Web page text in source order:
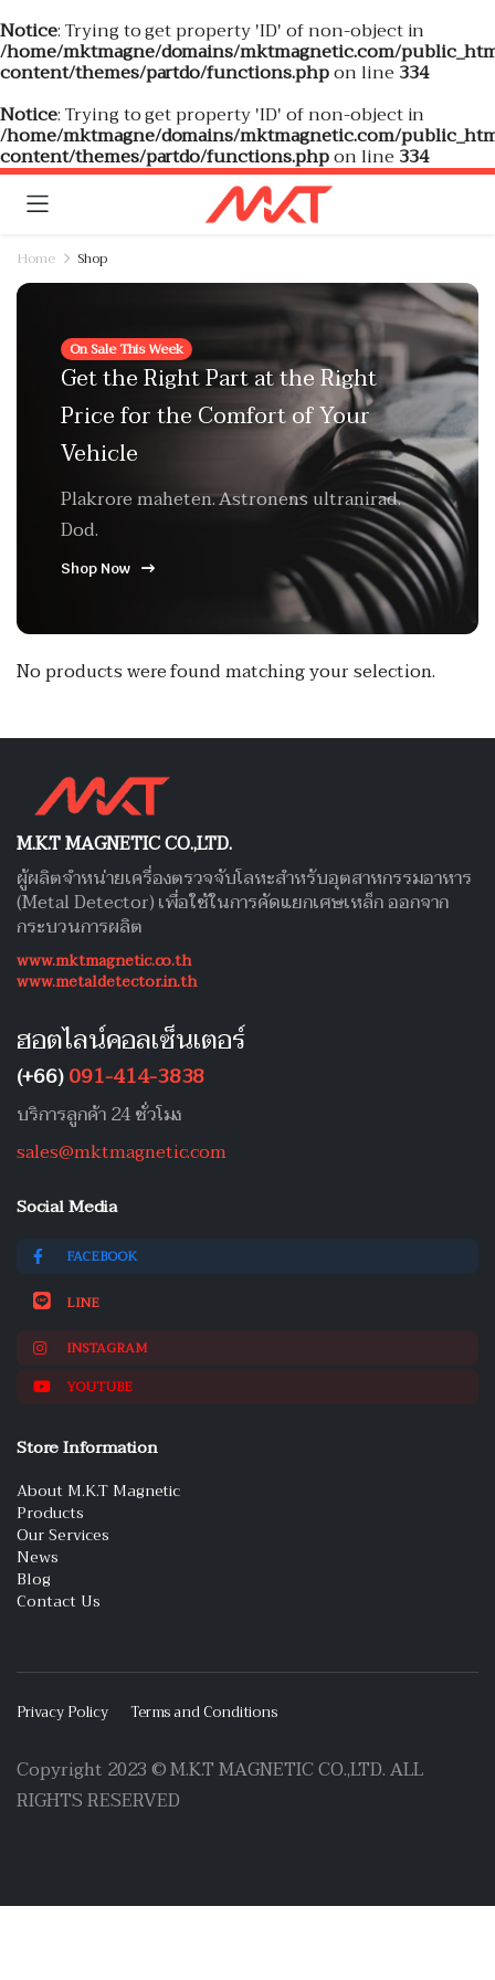
Notice: Trying to get property 'ID' of non-object in
/home/mktmagne/domains/mktmagnetic.com/
content/themes/partdo/functions.phpon line 334
Notice: Trying to get property 'ID' of non-object in
/home/mktmagne/domains/mktmagnetic.com/
content/themes/partdo/functions.phpon line 334
Home Shop
On Sale This Week
Get the Right Part at the Right
Price for the Comfort of Your
Vehicle
Plakrore maheten. Astronens ultranirad.
Dod.
Shop Now
No products were found matching your selection.
M.K.T MAGNETIC CO.,LTD.
ผู้ผลิตจำหน่ายเครื่องตรวจจับโลหะสำหรับอุตสาหกรรมอาหาร
(Metal Detector) เพื่อใช้ในการคัดแยกเศษเหล็ก ออกจาก
กระบวนการผลิต
www.mktmagnetic.co.th
www.metaldetector.in.th
ฮอตไลน์คอลเซ็นเตอร์
(+66)091-414-3838
บริการลูกค้า 24 ชั่วโมง
sales@mktmagnetic.com
Social Media
FACEBOOK
LINE
INSTAGRAM
YOUTUBE
Store Information
About M.K.T Magnetic
Products
Our Services
News
Blog
Contact Us
Privacy Policy Terms and Conditions
Copyright 2023 © M.K.T MAGNETIC CO.,LTD. ALL
RIGHTS RESERVED